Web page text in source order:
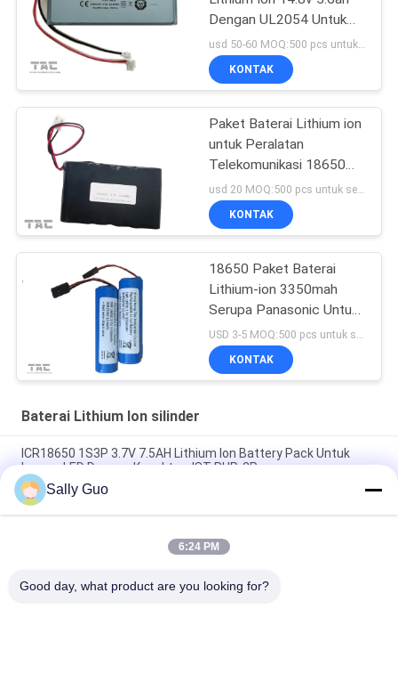
Dengan UL2054 Untuk
Penerangan Jalan
usd 50-60 MOQ:500 pcs untuk sel tunggal, 50 paket untuk paket baterai
KONTAK
Paket Baterai Lithium ion
untuk Peralatan
Telekomunikasi 18650
13.2AH 3.7V
KONTAK
18650 Paket Baterai
Lithium-ion 3350mah
Serupa Panasonic Untuk
Penerangan Kepala
Sepeda
KONTAK
Baterai Lithium Ion silinder
ICR18650 1S3P 3.7V 7.5AH Lithium Ion Battery Pack Untuk
Lampu LED Dengan Konektor JST PHR-2P
18650 Baterai Lithium Untuk Telepon Selular INM 7.4V Lithium
Ion 2200mAh Pack
3,7 Volt 2300mAh Lithium Ion Silinder Baterai isi ulang untuk
Sally Guo
6:24 PM
Good day, what product are you looking for?